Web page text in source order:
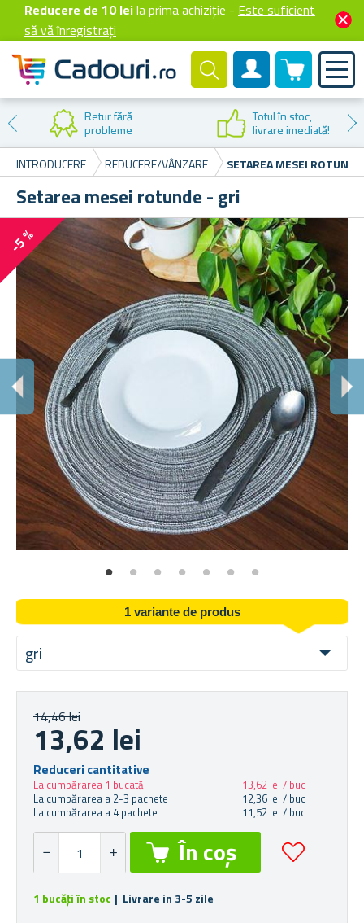
Reducere de 10 leila prima achiziție - Este suficient
să vă înregistrați
Cont client
0 produselor
Retur fără
probleme
Totul în stoc,
livrare imediată!
INTRODUCERE
REDUCERE/VÂNZARE SETAREA MESEI
Setarea mesei rotunde - gri
-5 %
1 variante de produs
gri
14,46 lei
13,62 lei
Reduceri cantitative
La cumpărarea 1 bucată
13,62 lei / buc
La cumpărarea a 2-3 pachete
12,36 lei / buc
La cumpărarea a 4 pachete
11,52 lei / buc
1 bucăți în stoc | Livrare in 3-5 zile